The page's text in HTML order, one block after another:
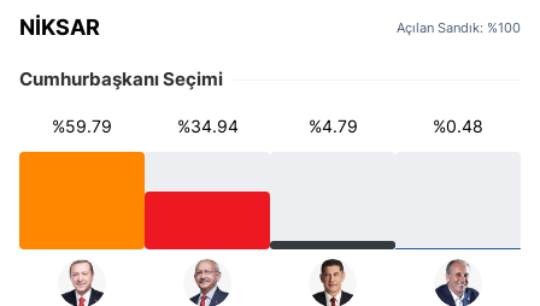
NİKSAR Açılan Sandık: %100
Cumhurbaşkanı Seçimi
%59.79 %34.94 %4.79 %0.48